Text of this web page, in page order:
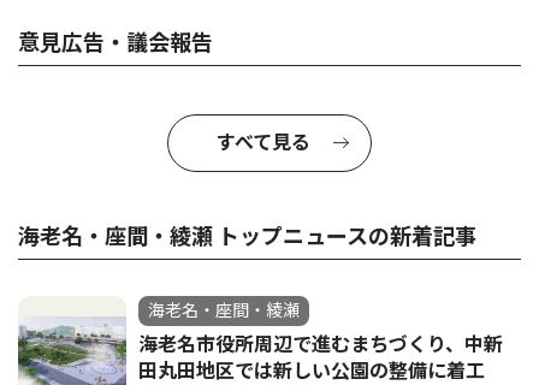
意見広告・議会報告
すべて見る
海老名・座間・綾瀬 トップニュースの新着記事
海老名・座間・綾瀬
海老名市役所周辺で進むまちづくり、中新
田丸田地区では新しい公園の整備に着工